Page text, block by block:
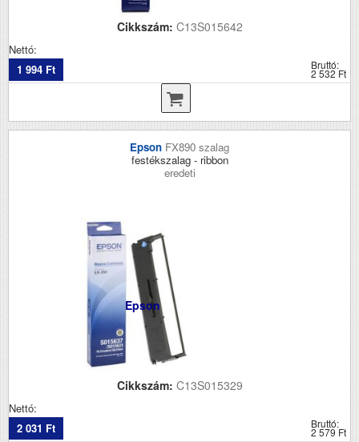
Cikkszám: C13S015642
Nettó:
1 994 Ft
Bruttó:
2 532 Ft
Epson FX890 szalag
festékszalag - ribbon
eredeti
Epson
Cikkszám: C13S015329
Nettó:
2 031 Ft
Bruttó:
2 579 Ft